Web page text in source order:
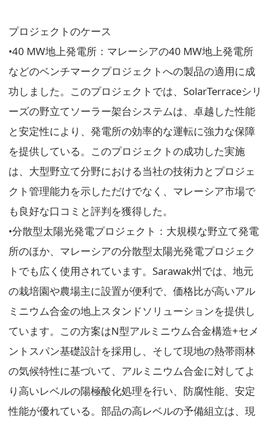
プロジェクトのケース
•40 MW地上発電所：マレーシアの40 MW地上発電所
などのベンチマークプロジェクトへの製品の適用に成
功しました。このプロジェクトでは、SolarTerraceシリ
ーズの野立てソーラー架台システムは、卓越した性能
と安定性により、発電所の効率的な運転に強力な保障
を提供している。このプロジェクトの成功した実施
は、大型野立て分野における当社の技術力とプロジェ
クト管理能力を示しただけでなく、マレーシア市場で
も良好な口コミと評判を獲得した。
•分散型太陽光発電プロジェクト：大規模な野立て発電
所のほか、マレーシアの分散型太陽光発電プロジェク
トでも広く使用されています。Sarawak州では、地元
の栽培園や農場主に設置が便利で、価格比が高いアル
ミニウム合金の地上スタンドソリューションを提供し
ています。この方案はN型アルミニウム合金構造+セメ
ントスパン基礎設計を採用し、そして現地の熱帯雨林
の気候特性に基づいて、アルミニウム合金に対してよ
り高いレベルの陽極酸化処理を行い、防腐性能、安定
性能が優れている。部品の高レベルの予備組立は、現